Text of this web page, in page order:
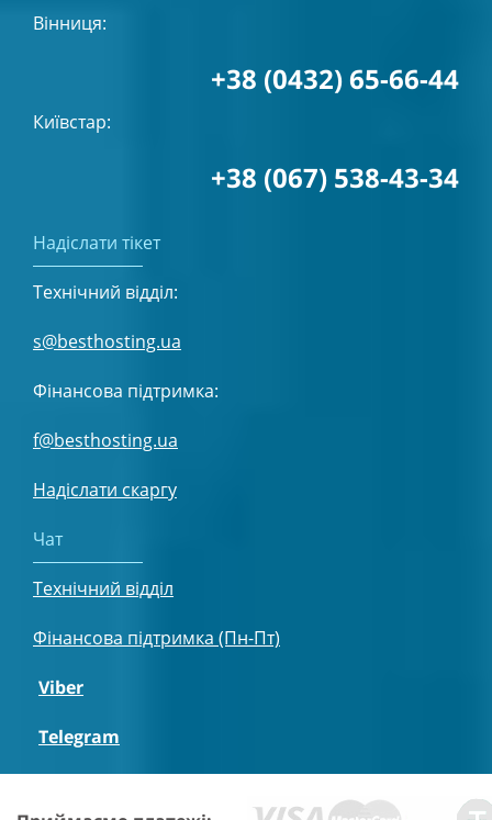
Вінниця:
+38 (0432) 65-66-44
Київстар:
+38 (067) 538-43-34
Надіслати тікет
Технічний відділ:
s@besthosting.ua
Фінансова підтримка:
f@besthosting.ua
Надіслати скаргу
Чат
Технічний відділ
Фінансова підтримка (Пн-Пт)
Viber
Telegram